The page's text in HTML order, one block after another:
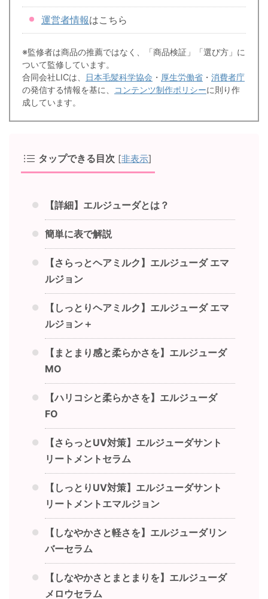
運営者情報はこちら
※監修者は商品の推薦ではなく、「商品検証」「選び方」に
ついて監修しています。
合同会社LICは、
日本毛髪科学協会 ・ 厚生労働省 ・ 消費者庁
の発信する情報を基に、
コンテンツ制作ポリシーに則り作
成しています。
タップできる目次 [非表示]
【詳細】エルジューダとは？
簡単に表で解説
【さらっとヘアミルク】エルジューダ エマ
ルジョン
【しっとりヘアミルク】エルジューダ エマ
ルジョン＋
【まとまり感と柔らかさを】エルジューダ
MO
【ハリコシと柔らかさを】エルジューダ
FO
【さらっとUV対策】エルジューダサント
リートメントセラム
【しっとりUV対策】エルジューダサント
リートメントエマルジョン
【しなやかさと軽さを】エルジューダリン
バーセラム
【しなやかさとまとまりを】エルジューダ
メロウセラム